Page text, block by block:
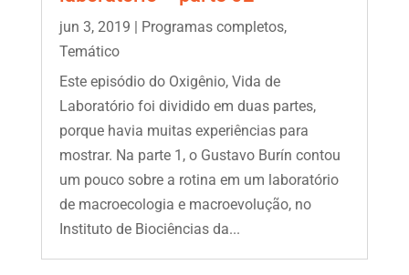
jun 3, 2019 | Programas completos,
Temático
Este episódio do Oxigênio, Vida de
Laboratório foi dividido em duas partes,
porque havia muitas experiências para
mostrar. Na parte 1, o Gustavo Burín contou
um pouco sobre a rotina em um laboratório
de macroecologia e macroevolução, no
Instituto de Biociências da...